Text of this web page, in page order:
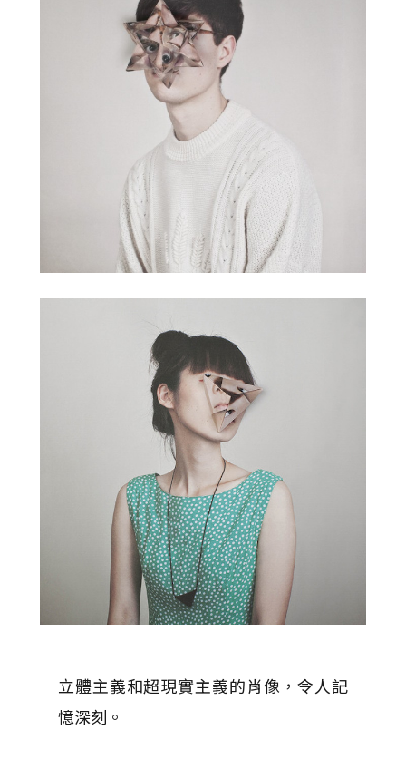
立體主義和超現實主義的肖像，令人記
憶深刻。